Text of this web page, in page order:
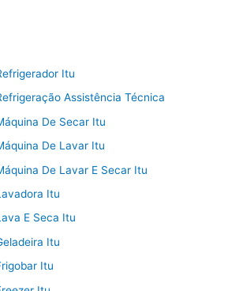
Itu
Assistência Técnica
De Secar Itu
De Lavar Itu
De Lavar E Secar Itu
Itu
E Seca Itu
Itu
Itu